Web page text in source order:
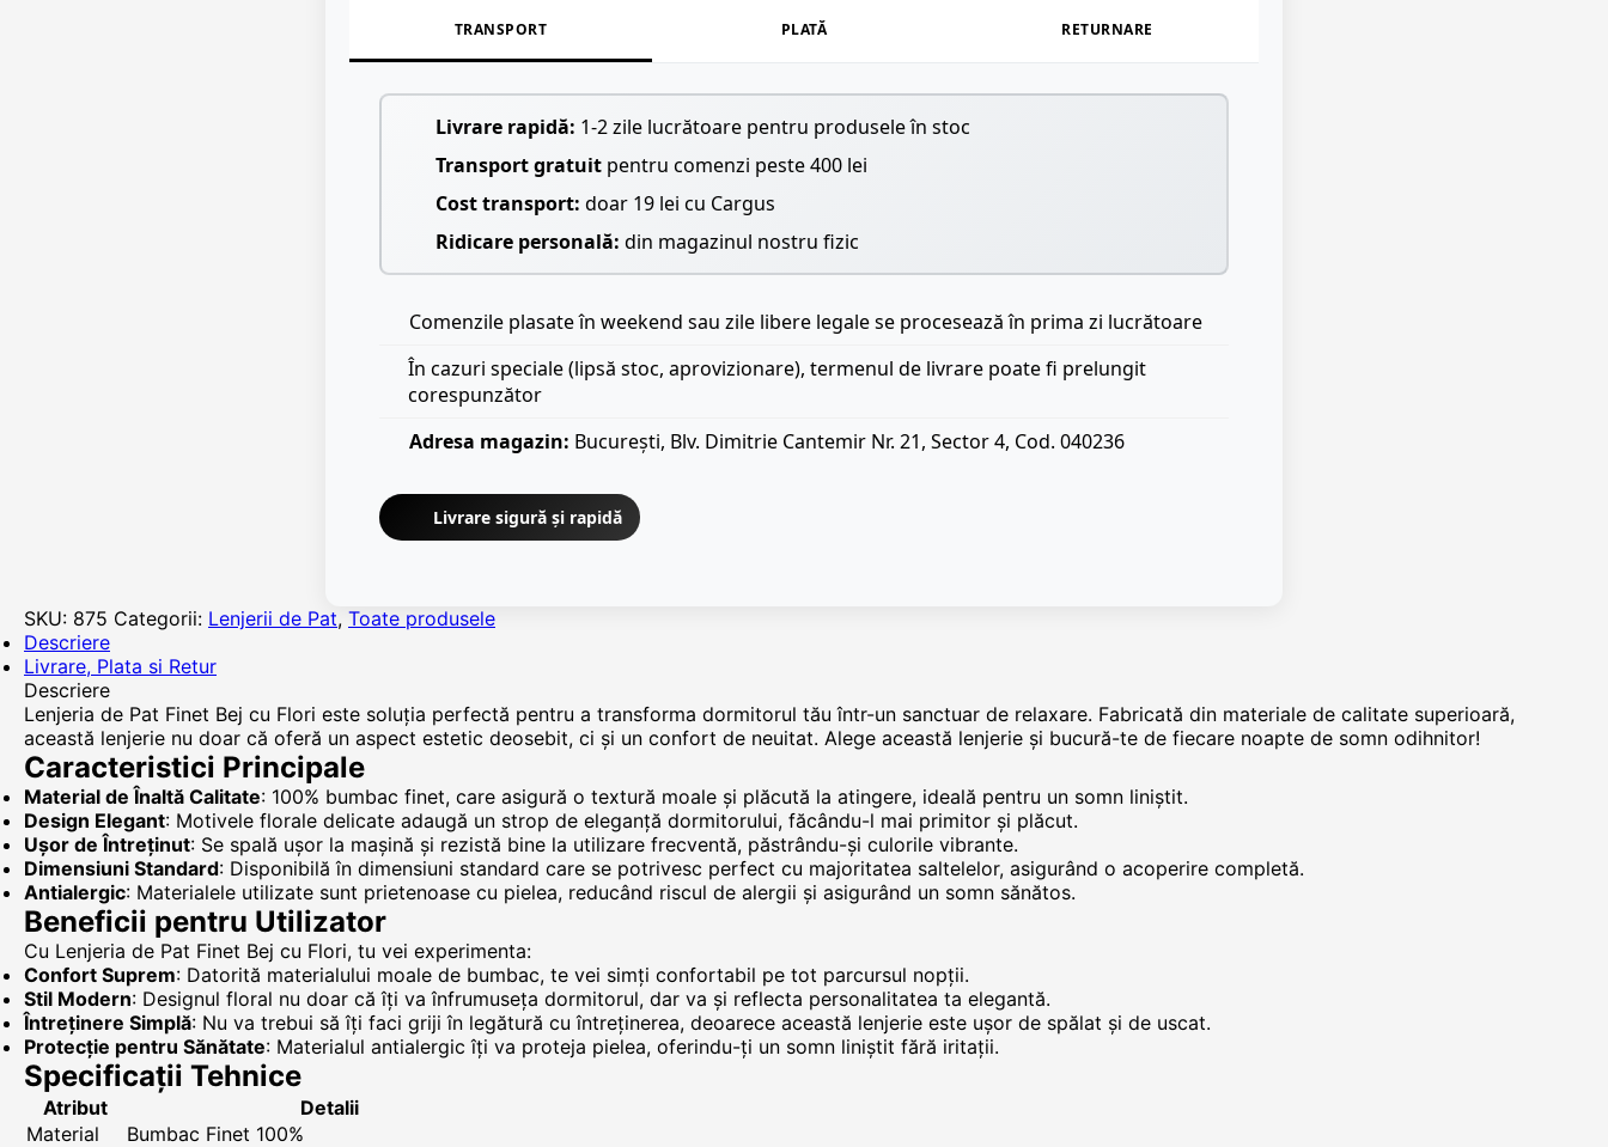
TRANSPORT PLATĂ RETURNARE
Livrare rapidă: 1-2 zile lucrătoare pentru produsele în stoc
Transport gratuit pentru comenzi peste 400 lei
Cost transport: doar 19 lei cu Cargus
Ridicare personală: din magazinul nostru fizic
Comenzile plasate în weekend sau zile libere legale se procesează în prima zi lucrătoare
În cazuri speciale (lipsă stoc, aprovizionare), termenul de livrare poate fi prelungit
corespunzător
Adresa magazin: București, Blv. Dimitrie Cantemir Nr. 21, Sector 4, Cod. 040236
Livrare sigură și rapidă
SKU: 875 Categorii: Lenjerii de Pat, Toate produsele
Descriere
Livrare, Plata si Retur
Descriere
Lenjeria de Pat Finet Bej cu Flori este soluția perfectă pentru a transforma dormitorul tău într-un sanctuar de relaxare. Fabricată din materiale de calitate superioară,
această lenjerie nu doar că oferă un aspect estetic deosebit, ci și un confort de neuitat. Alege această lenjerie și bucură-te de fiecare noapte de somn odihnitor!
Caracteristici Principale
Material de Înaltă Calitate: 100% bumbac finet, care asigură o textură moale și plăcută la atingere, ideală pentru un somn liniștit.
Design Elegant: Motivele florale delicate adaugă un strop de eleganță dormitorului, făcându-l mai primitor și plăcut.
Ușor de Întreținut: Se spală ușor la mașină și rezistă bine la utilizare frecventă, păstrându-și culorile vibrante.
Dimensiuni Standard: Disponibilă în dimensiuni standard care se potrivesc perfect cu majoritatea saltelelor, asigurând o acoperire completă.
Antialergic: Materialele utilizate sunt prietenoase cu pielea, reducând riscul de alergii și asigurând un somn sănătos.
Beneficii pentru Utilizator
Cu Lenjeria de Pat Finet Bej cu Flori, tu vei experimenta:
Confort Suprem: Datorită materialului moale de bumbac, te vei simți confortabil pe tot parcursul nopții.
Stil Modern: Designul floral nu doar că îți va înfrumuseța dormitorul, dar va și reflecta personalitatea ta elegantă.
Întreținere Simplă: Nu va trebui să îți faci griji în legătură cu întreținerea, deoarece această lenjerie este ușor de spălat și de uscat.
Protecție pentru Sănătate: Materialul antialergic îți va proteja pielea, oferindu-ți un somn liniștit fără iritații.
Specificații Tehnice
Atribut
Detalii
Material
Bumbac Finet 100%